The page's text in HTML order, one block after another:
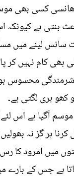
کسی بھی
بنتی ہے
سانس لینے میں
کام نہیں کر
محسوس
بری لگتی ہے۔
موسم آگیا ہے اس
ہر گز نہ
میں امرود کا
ہے جس کے بارے